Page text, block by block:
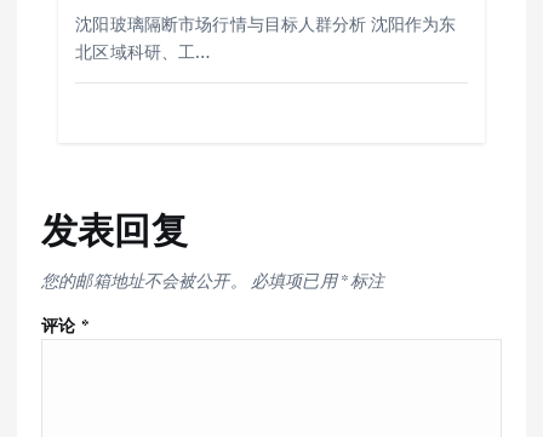
沈阳玻璃隔断市场行情与目标人群分析 沈阳作为东
北区域科研、工…
发表回复
您的邮箱地址不会被公开。 必填项已用*标注
评论 *